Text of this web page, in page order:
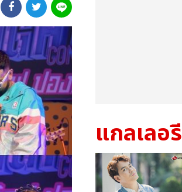
แกลเลอรี